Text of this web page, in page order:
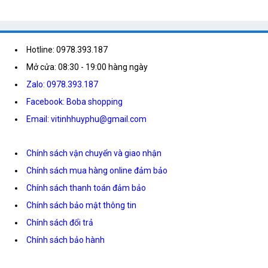
Hotline: 0978.393.187
Mở cửa: 08:30 - 19:00 hàng ngày
Zalo: 0978.393.187
Facebook: Boba shopping
Email: vitinhhuyphu@gmail.com
Chính sách vận chuyển và giao nhận
Chính sách mua hàng online đảm bảo
Chính sách thanh toán đảm bảo
Chính sách bảo mật thông tin
Chính sách đổi trả
Chính sách bảo hành